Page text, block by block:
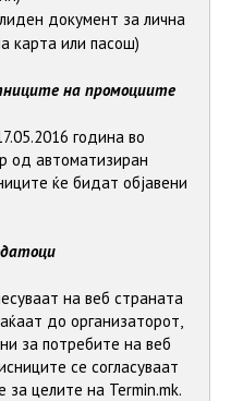
документ за лична
карта или пасош)
на промоциите
година во
од автоматизиран
ќе бидат објавени
на веб страната
до организаторот,
за потребите на веб
се согласуваат
целите на Termin.mk.